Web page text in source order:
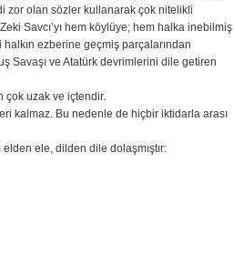
zor olan sözler kullanarak çok nitelikli
Savcı’yı hem köylüye; hem halka inebilmiş
ezberine geçmiş parçalarından
Savaşı ve Atatürk devrimlerini dile getiren
çok uzak ve içtendir.
kalmaz. Bu nedenle de hiçbir iktidarla arası
elden ele, dilden dile dolaşmıştır: